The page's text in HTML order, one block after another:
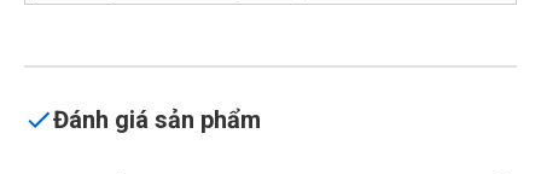
Đánh giá sản phẩm